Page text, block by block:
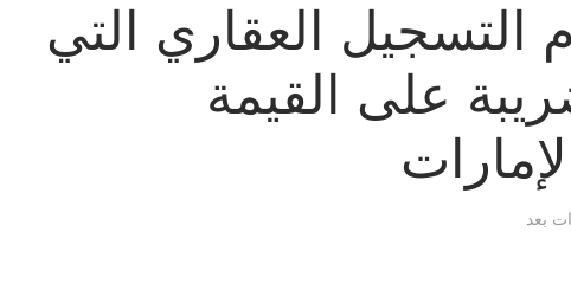
العقاري التي
على القيمة
بعد